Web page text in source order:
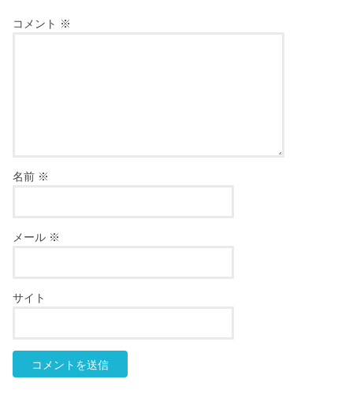
コメント ※
名前 ※
メール ※
サイト